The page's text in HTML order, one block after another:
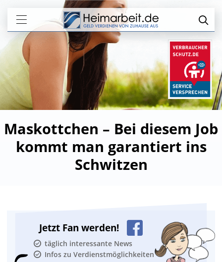
Maskottchen – Bei diesem Job
kommt man garantiert ins
Schwitzen
Jetzt Fan werden!
täglich interessante News
Infos zu Verdienstmöglichkeiten